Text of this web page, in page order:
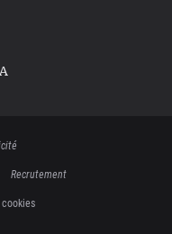
Recrutement